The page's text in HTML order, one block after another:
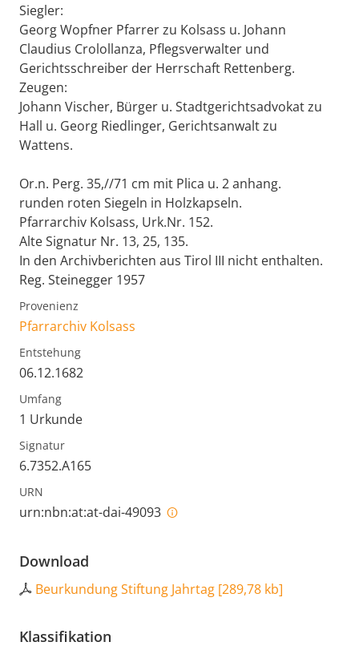
Siegler:
Georg Wopfner Pfarrer zu Kolsass u. Johann
Claudius Crolollanza, Pflegsverwalter und
Gerichtsschreiber der Herrschaft Rettenberg.
Zeugen:
Johann Vischer, Bürger u. Stadtgerichtsadvokat zu
Hall u. Georg Riedlinger, Gerichtsanwalt zu
Wattens.
Or.n. Perg. 35,//71 cm mit Plica u. 2 anhang.
runden roten Siegeln in Holzkapseln.
Pfarrarchiv Kolsass, Urk.Nr. 152.
Alte Signatur Nr. 13, 25, 135.
In den Archivberichten aus Tirol III nicht enthalten.
Reg. Steinegger 1957
Provenienz
Pfarrarchiv Kolsass
Entstehung
06.12.1682
Umfang
1 Urkunde
Signatur
6.7352.A165
URN
urn:nbn:at:at-dai-49093
Download
Beurkundung Stiftung Jahrtag [289,78 kb]
Klassifikation